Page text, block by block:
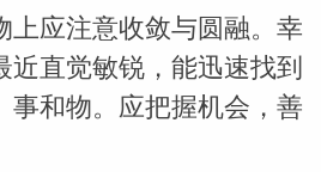
上应注意收敛与圆融。幸
近直觉敏锐，能迅速找到
事和物。应把握机会，善